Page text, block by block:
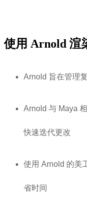
使用 Arnold 渲
Arnold 旨在管理
Arnold 与 Maya
快速迭代更改
使用 Arnold 的美
省时间